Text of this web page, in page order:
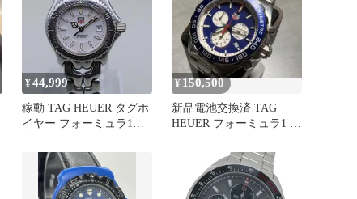
¥44,999
稼動 TAG HEUER タグホ
イヤー フォーミュラ1
¥ 150,500
新品電池交換済 TAG
HEUER フォーミュラ1 レ